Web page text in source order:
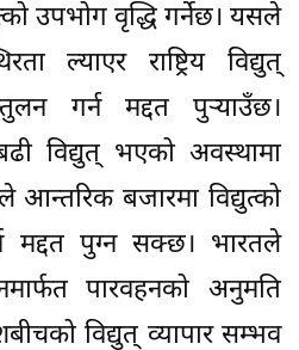
उपभोग वृद्धि गर्नेछ। यसले
ल्याएर राष्ट्रिय विद्युत्
गर्न मद्दत पुर्‍याउँछ।
विद्युत् भएको अवस्थामा
आन्तरिक बजारमा विद्युत्को
मद्दत पुग्न सक्छ। भारतले
पारवहनको अनुमति
विद्युत् व्यापार सम्भव